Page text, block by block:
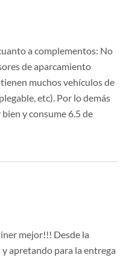
a complementos: No
de aparcamiento
muchos vehículos de
etc). Por lo demás
y consume 6.5 de
mejor!!! Desde la
apretando para la entrega